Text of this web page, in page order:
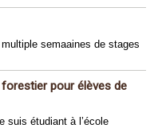
semaaines de stages
pour élèves de
suis étudiant à l’école